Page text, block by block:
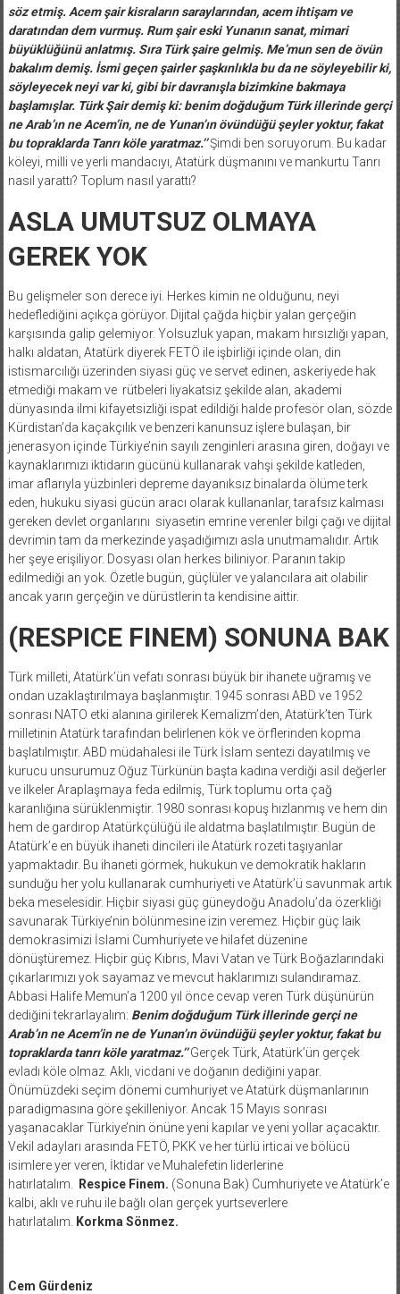
söz etmiş. Acem şair kisraların saraylarından, acem ihtişam ve
daratından dem vurmuş. Rum şair eski Yunanın sanat, mimari
büyüklüğünü anlatmış. Sıra Türk şaire gelmiş. Me’mun sen de övün
bakalım demiş. İsmi geçen şairler şaşkınlıkla bu da ne söyleyebilir ki,
söyleyecek neyi var ki, gibi bir davranışla bizimkine bakmaya
başlamışlar. Türk Şair demiş ki: benim doğduğum Türk illerinde gerçi
ne Arab’ın ne Acem’in, ne de Yunan’ın övündüğü şeyler yoktur, fakat
bu topraklarda Tanrı köle yaratmaz.’’Şimdi ben soruyorum. Bu kadar
köleyi, milli ve yerli mandacıyı, Atatürk düşmanını ve mankurtu Tanrı
nasıl yarattı? Toplum nasıl yarattı?
ASLA UMUTSUZ OLMAYA
GEREK YOK
Bu gelişmeler son derece iyi. Herkes kimin ne olduğunu, neyi
hedeflediğini açıkça görüyor. Dijital çağda hiçbir yalan gerçeğin
karşısında galip gelemiyor. Yolsuzluk yapan, makam hırsızlığı yapan,
halkı aldatan, Atatürk diyerek FETÖ ile işbirliği içinde olan, din
istismarcılığı üzerinden siyasi güç ve servet edinen, askeriyede hak
etmediği makam ve rütbeleri liyakatsiz şekilde alan, akademi
dünyasında ilmi kifayetsizliği ispat edildiği halde profesör olan, sözde
Kürdistan’da kaçakçılık ve benzeri kanunsuz işlere bulaşan, bir
jenerasyon içinde Türkiye’nin sayılı zenginleri arasına giren, doğayı ve
kaynaklarımızı iktidarın gücünü kullanarak vahşi şekilde katleden,
imar aflarıyla yüzbinleri depreme dayanıksız binalarda ölüme terk
eden, hukuku siyasi gücün aracı olarak kullananlar, tarafsız kalması
gereken devlet organlarını siyasetin emrine verenler bilgi çağı ve dijital
devrimin tam da merkezinde yaşadığımızı asla unutmamalıdır. Artık
her şeye erişiliyor. Dosyası olan herkes biliniyor. Paranın takip
edilmediği an yok. Özetle bugün, güçlüler ve yalancılara ait olabilir
ancak yarın gerçeğin ve dürüstlerin ta kendisine aittir.
(RESPICE FINEM) SONUNA BAK
Türk milleti, Atatürk’ün vefatı sonrası büyük bir ihanete uğramış ve
ondan uzaklaştırılmaya başlanmıştır. 1945 sonrası ABD ve 1952
sonrası NATO etki alanına girilerek Kemalizm’den, Atatürk’ten Türk
milletinin Atatürk tarafından belirlenen kök ve örflerinden kopma
başlatılmıştır. ABD müdahalesi ile Türk İslam sentezi dayatılmış ve
kurucu unsurumuz Oğuz Türkünün başta kadına verdiği asil değerler
ve ilkeler Araplaşmaya feda edilmiş, Türk toplumu orta çağ
karanlığına sürüklenmiştir. 1980 sonrası kopuş hızlanmış ve hem din
hem de gardırop Atatürkçülüğü ile aldatma başlatılmıştır. Bugün de
Atatürk’e en büyük ihaneti dincileri ile Atatürk rozeti taşıyanlar
yapmaktadır. Bu ihaneti görmek, hukukun ve demokratik hakların
sunduğu her yolu kullanarak cumhuriyeti ve Atatürk’ü savunmak artık
beka meselesidir. Hiçbir siyasi güç güneydoğu Anadolu’da özerkliği
savunarak Türkiye’nin bölünmesine izin veremez. Hiçbir güç laik
demokrasimizi İslami Cumhuriyete ve hilafet düzenine
dönüştüremez. Hiçbir güç Kıbrıs, Mavi Vatan ve Türk Boğazlarındaki
çıkarlarımızı yok sayamaz ve mevcut haklarımızı sulandıramaz.
Abbasi Halife Memun’a 1200 yıl önce cevap veren Türk düşünürün
dediğini tekrarlayalım: Benim doğduğum Türk illerinde gerçi ne
Arab’ın ne Acem’in ne de Yunan’ın övündüğü şeyler yoktur, fakat bu
topraklarda tanrı köle yaratmaz.’’Gerçek Türk, Atatürk’ün gerçek
evladı köle olmaz. Aklı, vicdani ve doğanın dediğini yapar.
Önümüzdeki seçim dönemi cumhuriyet ve Atatürk düşmanlarının
paradigmasına göre şekilleniyor. Ancak 15 Mayıs sonrası
yaşanacaklar Türkiye’nin önüne yeni kapılar ve yeni yollar açacaktır.
Vekil adayları arasında FETÖ, PKK ve her türlü irticai ve bölücü
isimlere yer veren, İktidar ve Muhalefetin liderlerine
hatırlatalım.
Respice Finem. (Sonuna Bak) Cumhuriyete ve Atatürk’e
kalbi, aklı ve ruhu ile bağlı olan gerçek yurtseverlere
hatırlatalım.
Korkma Sönmez.
Cem Gürdeniz